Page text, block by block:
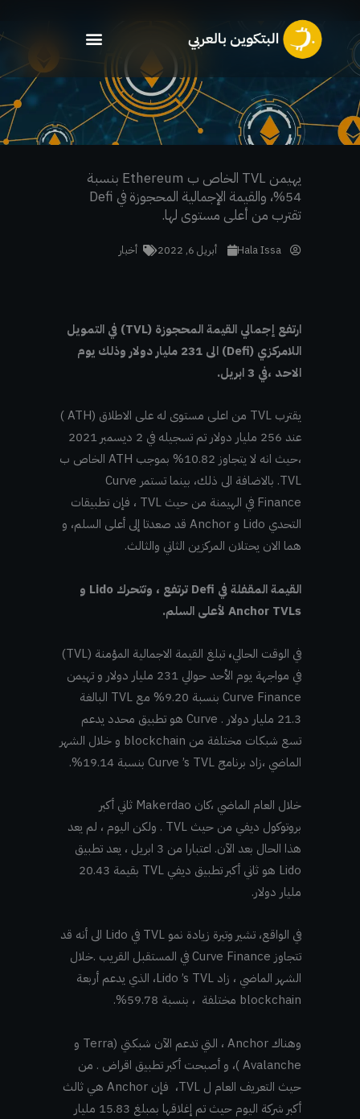
إلى
المحتوى
يهيمن TVL الخاص ب Ethereum بنسبة
54%، والقيمة الإجمالية المحجوزة في Defi
تقترب من أعلى مستوى لها.
Hala Issa أبريل 6, 2022 أخبار
ارتفع إجمالي القيمة المحجوزة (TVL) في التمويل
اللامركزي (Defi) الى 231 مليار دولار وذلك يوم
الاحد ،في 3 ابريل.
يقترب TVL من اعلى مستوى له على الاطلاق (ATH )
عند 256 مليار دولار تم تسجيله في 2 ديسمبر 2021
،حيث انه لا يتجاوز 10.82% بموجب ATH الخاص ب
TVL. بالاضافة الى ذلك، بينما تستمر Curve
Finance في الهيمنة من حيث TVL ، فإن تطبيقات
التحدي Lido و Anchor قد صعدتا إلى أعلى السلم، و
هما الان يحتلان المركزين الثاني والثالث.
القيمة المقفلة في Defi ترتفع ، وتتحرك Lido و
Anchor TVLs لأعلى السلم.
في الوقت الحالي،
تبلغ القيمة الاجمالية المؤمنة (TVL)
في مواجهة يوم الأحد حوالي 231 مليار دولار و تهيمن
Curve Finance بنسبة 9.20% مع TVL البالغة
21.3 مليار دولار . Curve هو تطبيق محدد يدعم
تسع شبكات مختلفة من blockchain و خلال الشهر
الماضي ،زاد برنامج Curve
’s TVL بنسبة 19.14%.
خلال العام الماضي ،كان Makerdao ثاني أكبر
بروتوكول ديفي من حيث TVL . ولكن اليوم ، لم يعد
هذا الحال بعد الآن. اعتبارا من 3 ابريل ، يعد تطبيق
Lido هو ثاني أكبر تطبيق ديفي TVL بقيمة 20.43
مليار دولار.
في الواقع، تشير وتيرة زيادة نمو TVL في Lido الى أنه قد
تتجاوز Curve Finance في المستقبل القريب .خلال
الشهر الماضي ، زاد Lido
’s
TVL، الذي يدعم أربعة
blockchain مختلفة ، بنسبة 59.78%.
وهناك Anchor ، التي تدعم الآن شبكتي (Terra و
Avalanche )، و أصبحت أكبر تطبيق اقراض . من
حيث التعريف العام ل TVL، فإن Anchor هي ثالث
أكبر شركة اليوم حيث تم إغلاقها بمبلغ 15.83 مليار